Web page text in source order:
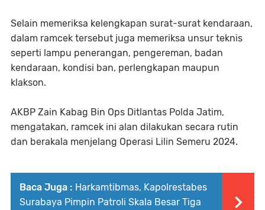
Selain memeriksa kelengkapan surat-surat kendaraan,
dalam ramcek tersebut juga memeriksa unsur teknis
seperti lampu penerangan, pengereman, badan
kendaraan, kondisi ban, perlengkapan maupun
klakson.
AKBP Zain Kabag Bin Ops Ditlantas Polda Jatim,
mengatakan, ramcek ini alan dilakukan secara rutin
dan berakala menjelang Operasi Lilin Semeru 2024.
Baca Juga : Harkamtibmas, Kapolrestabes
Surabaya Pimpin Patroli Skala Besar Tiga